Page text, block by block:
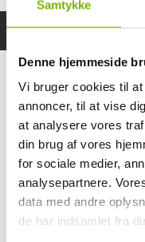
Samtykke
Denne hjemmeside
Vi bruger cookies til
annoncer, til at vise
at analysere vores
din brug af vores
for sociale medier,
analysepartnere.
data med andre
de har indsamlet fra